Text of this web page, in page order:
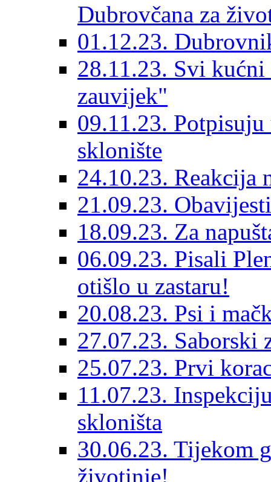
Dubrovčana za
01.12.23.
28.11.23. Svi
zauvijek"
09.11.23. Potpisuju
sklonište
24.10.23. Reakcija
21.09.23.
18.09.23. Za
06.09.23. Pisali
otišlo u zastaru!
20.08.23. Psi i
27.07.23. Saborski
25.07.23. Prvi
11.07.23.
skloništa
30.06.23. Tijekom
životinje!